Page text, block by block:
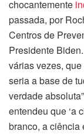
chocantemente
passada, por
Centros de
Presidente
várias vezes,
seria a base de
verdade
entendeu que ‘a
branco, a ciência